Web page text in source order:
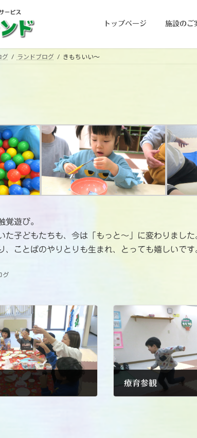
トップページ 施設のご
グ ランドブログ きもちいい～
覚遊び。
た子どもたちも、今は「もっと～」に変わりました
、ことばのやりとりも生まれ、とっても嬉しいです
グ
療育参観